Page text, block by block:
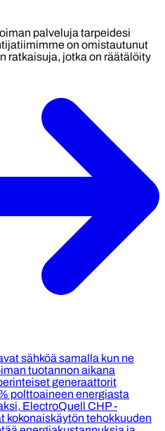
palveluja tarpeidesi
on omistautunut
ratkaisuja, jotka on räätälöity
sähköä samalla kun ne
tuotannon aikana
generaattorit
polttoaineen energiasta
ElectroQuell CHP -
kokonaiskäytön tehokkuuden